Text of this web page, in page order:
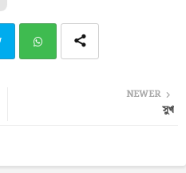
NEWER
সুখ